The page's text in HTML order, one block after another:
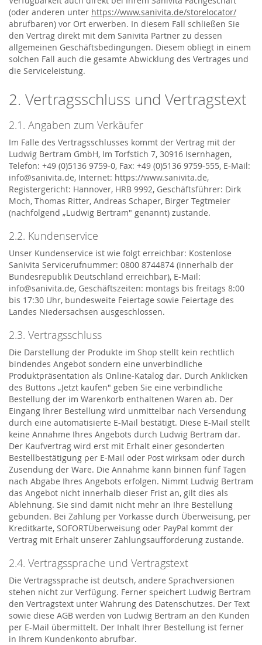
(oder anderen unter https://www.sanivita.de/storelocator/
abrufbaren) vor Ort erwerben. In diesem Fall schließen Sie
den Vertrag direkt mit dem Sanivita Partner zu dessen
allgemeinen Geschäftsbedingungen. Diesem obliegt in einem
solchen Fall auch die gesamte Abwicklung des Vertrages und
die Serviceleistung.
2. Vertragsschluss und Vertragstext
2.1. Angaben zum Verkäufer
Im Falle des Vertragsschlusses kommt der Vertrag mit der
Ludwig Bertram GmbH, Im Torfstich 7, 30916 Isernhagen,
Telefon: +49 (0)5136 9759-0, Fax: +49 (0)5136 9759-555, E-Mail:
info@sanivita.de, Internet: https://www.sanivita.de,
Registergericht: Hannover, HRB 9992, Geschäftsführer: Dirk
Moch, Thomas Ritter, Andreas Schaper, Birger Tegtmeier
(nachfolgend „Ludwig Bertram" genannt) zustande.
2.2. Kundenservice
Unser Kundenservice ist wie folgt erreichbar: Kostenlose
Sanivita Servicerufnummer: 0800 8744874 (innerhalb der
Bundesrepublik Deutschland erreichbar), E-Mail:
info@sanivita.de, Geschäftszeiten: montags bis freitags 8:00
bis 17:30 Uhr, bundesweite Feiertage sowie Feiertage des
Landes Niedersachsen ausgeschlossen.
2.3. Vertragsschluss
Die Darstellung der Produkte im Shop stellt kein rechtlich
bindendes Angebot sondern eine unverbindliche
Produktpräsentation als Online-Katalog dar. Durch Anklicken
des Buttons „Jetzt kaufen" geben Sie eine verbindliche
Bestellung der im Warenkorb enthaltenen Waren ab. Der
Eingang Ihrer Bestellung wird unmittelbar nach Versendung
durch eine automatisierte E-Mail bestätigt. Diese E-Mail stellt
keine Annahme Ihres Angebots durch Ludwig Bertram dar.
Der Kaufvertrag wird erst mit Erhalt einer gesonderten
Bestellbestätigung per E-Mail oder Post wirksam oder durch
Zusendung der Ware. Die Annahme kann binnen fünf Tagen
nach Abgabe Ihres Angebots erfolgen. Nimmt Ludwig Bertram
das Angebot nicht innerhalb dieser Frist an, gilt dies als
Ablehnung. Sie sind damit nicht mehr an Ihre Bestellung
gebunden. Bei Zahlung per Vorkasse durch Überweisung, per
Kreditkarte, SOFORTÜberweisung oder PayPal kommt der
Vertrag mit Erhalt unserer Zahlungsaufforderung zustande.
2.4. Vertragssprache und Vertragstext
Die Vertragssprache ist deutsch, andere Sprachversionen
stehen nicht zur Verfügung. Ferner speichert Ludwig Bertram
den Vertragstext unter Wahrung des Datenschutzes. Der Text
sowie diese AGB werden von Ludwig Bertram an den Kunden
per E-Mail übermittelt. Der Inhalt Ihrer Bestellung ist ferner
in Ihrem Kundenkonto abrufbar.